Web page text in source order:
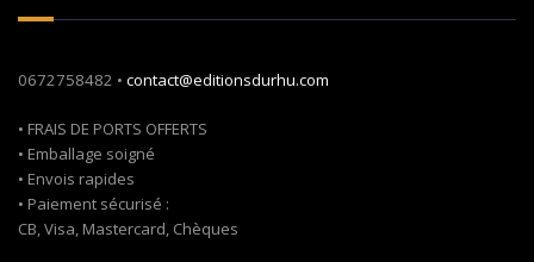
0672758482 • contact@editionsdurhu.com
• FRAIS DE PORTS OFFERTS
• Emballage soigné
• Envois rapides
• Paiement sécurisé :
CB, Visa, Mastercard, Chèques